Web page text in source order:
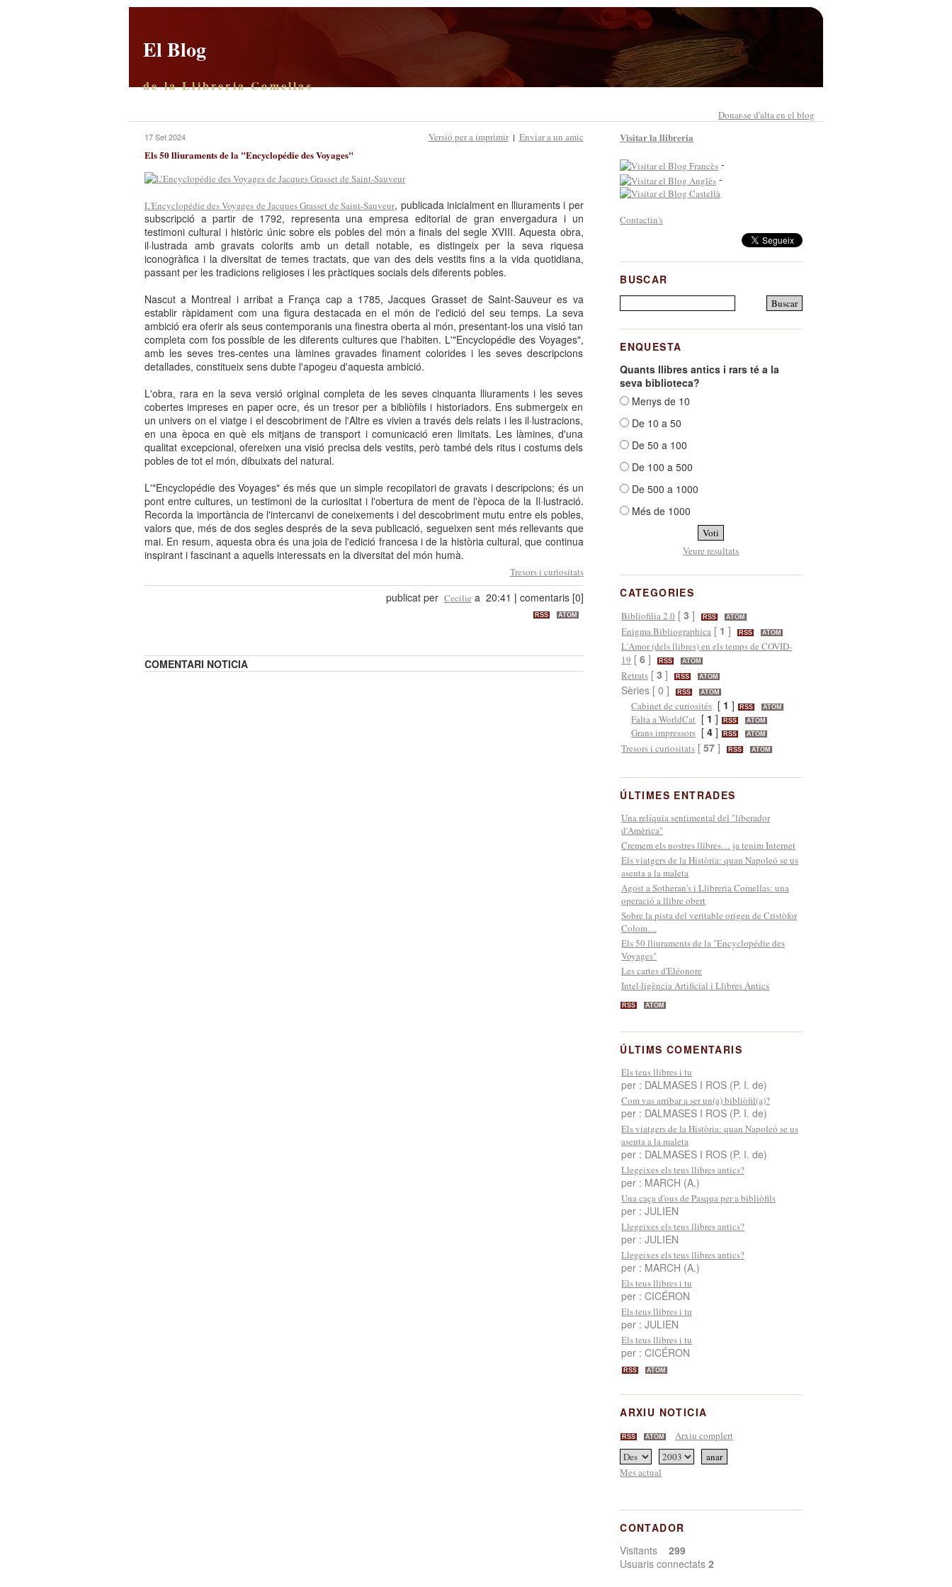
El Blog
de la Llibreria Comellas
Donar-se d'alta en el blog
17 Set 2024 Versió per a imprimir | Enviar a un amic
Els 50 lliuraments de la "Encyclopédie des Voyages"
L'Encyclopédie des Voyages de Jacques Grasset de Saint-Sauveur, publicada inicialment en lliuraments i per
subscripció a partir de 1792, representa una empresa editorial de gran envergadura i un
testimoni cultural i històric únic sobre els pobles del món a finals del segle XVIII. Aquesta obra,
il·lustrada amb gravats colorits amb un detall notable, es distingeix per la seva riquesa
iconogràfica i la diversitat de temes tractats, que van des dels vestits fins a la vida quotidiana,
passant per les tradicions religioses i les pràctiques socials dels diferents pobles.
Nascut a Montreal i arribat a França cap a 1785, Jacques Grasset de Saint-Sauveur es va
establir ràpidament com una figura destacada en el món de l'edició del seu temps. La seva
ambició era oferir als seus contemporanis una finestra oberta al món, presentant-los una visió tan
completa com fos possible de les diferents cultures que l'habiten. L'"Encyclopédie des Voyages",
amb les seves tres-centes una làmines gravades finament colorides i les seves descripcions
detallades, constitueix sens dubte l'apogeu d'aquesta ambició.
L'obra, rara en la seva versió original completa de les seves cinquanta lliuraments i les seves
cobertes impreses en paper ocre, és un tresor per a bibliòfils i historiadors. Ens submergeix en
un univers on el viatge i el descobriment de l'Altre es vivien a través dels relats i les il·lustracions,
en una època en què els mitjans de transport i comunicació eren limitats. Les làmines, d'una
qualitat excepcional, ofereixen una visió precisa dels vestits, però també dels ritus i costums dels
pobles de tot el món, dibuixats del natural.
L'"Encyclopédie des Voyages" és més que un simple recopilatori de gravats i descripcions; és un
pont entre cultures, un testimoni de la curiositat i l'obertura de ment de l'època de la Il·lustració.
Recorda la importància de l'intercanvi de coneixements i del descobriment mutu entre els pobles,
valors que, més de dos segles després de la seva publicació, segueixen sent més rellevants que
mai. En resum, aquesta obra és una joia de l'edició francesa i de la història cultural, que continua
inspirant i fascinant a aquells interessats en la diversitat del món humà.
Tresors i curiositats
publicat per Cecilie a 20:41 | comentaris [0]
RSS ATOM
COMENTARI NOTICIA
Visitar la llibreria
-
-
Contactin's
BUSCAR
ENQUESTA
Quants llibres antics i rars té a la
seva biblioteca?
Menys de 10
De 10 a 50
De 50 a 100
De 100 a 500
De 500 a 1000
Més de 1000
Veure resultats
CATEGORIES
Bibliofilia 2.0 [3 ] RSS ATOM
Enigma Bibliographica [ 1 ] RSS ATOM
L'Amor (dels llibres) en els temps de COVID-
19 [6 ] RSS ATOM
Retrats [3 ] RSS ATOM
Sèries [ 0 ] RSS ATOM
Cabinet de curiosités [ 1 ] RSS ATOM
Falta a WorldCat [ 1 ] RSS ATOM
Grans impressors [4 ] RSS ATOM
Tresors i curiositats [57 ] RSS ATOM
ÚLTIMES ENTRADES
Una relíquia sentimental del "liberador
d'Amèrica"
Cremem els nostres llibres… ja tenim Internet
Els viatgers de la Història: quan Napoleó se us
asenta a la maleta
Agost a Sotheran’s i Llibreria Comellas: una
operació a llibre obert
Sobre la pista del veritable origen de Cristòfor
Colom…
Els 50 lliuraments de la "Encyclopédie des
Voyages"
Les cartes d'Eléonore
Intel·ligència Artificial i Llibres Antics
RSS ATOM
ÚLTIMS COMENTARIS
Els teus llibres i tu
per : DALMASES I ROS (P. I. de)
Com vas arribar a ser un(a) bibliòfil(a)?
per : DALMASES I ROS (P. I. de)
Els viatgers de la Història: quan Napoleó se us
asenta a la maleta
per : DALMASES I ROS (P. I. de)
Llegeixes els teus llibres antics?
per : MARCH (A.)
Una caça d'ous de Pasqua per a bibliòfils
per : JULIEN
Llegeixes els teus llibres antics?
per : JULIEN
Llegeixes els teus llibres antics?
per : MARCH (A.)
Els teus llibres i tu
per : CICÉRON
Els teus llibres i tu
per : JULIEN
Els teus llibres i tu
per : CICÉRON
RSS ATOM
ARXIU NOTICIA
RSS ATOM Arxiu complert
Mes actual
CONTADOR
Visitants299
Usuaris connectats2